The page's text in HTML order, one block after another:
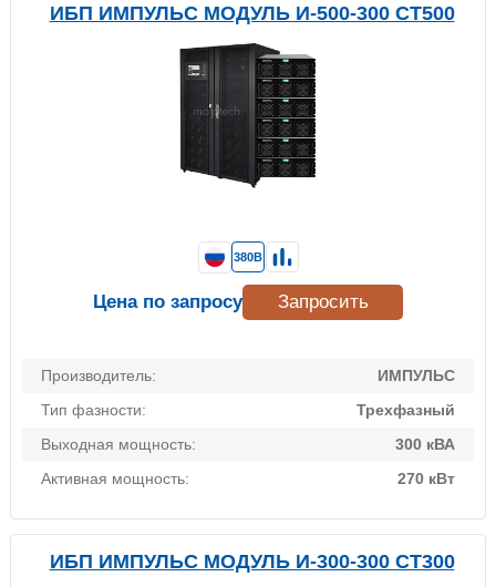
ИБП ИМПУЛЬС МОДУЛЬ И-500-300 СТ500
Производитель:
ИМПУЛЬС
Тип фазности:
Трехфазный
Выходная мощность:
300 кВА
Активная мощность:
270 кВт
380В
Цена по запросу Запросить
ИБП ИМПУЛЬС МОДУЛЬ И-300-300 СТ300